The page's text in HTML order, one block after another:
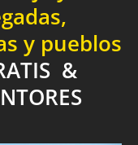
y pueblos
&